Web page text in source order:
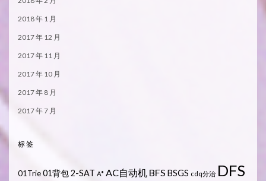
2018 年 1 月
2017 年 12 月
2017 年 11 月
2017 年 10 月
2017 年 8 月
2017 年 7 月
标签
01Trie01背包2-SAT A* AC自动机 BFS BSGS cdq分治 DFS